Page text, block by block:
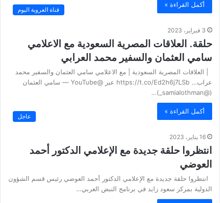
أكمل القراءة »
قناة العروبة اليوم
3 فبراير، 2023
حلقة. العلاقات المصرية السعودية مع الاعلامي
سامي العثمان والسفير محمد العرابي
| العلاقات المصرية السعودية | مع الاعلامي سامي العثمان والسفير محمد
عراب… https://t.co/Ed2h6j7LSb عبر @YouTube — سامي العثمان
(@samialothman_)…
أكمل القراءة »
عاجل
16 يناير، 2023
انتظروا حلقة جديدة مع الإعلامي الدكتور أحمد
العوضي
انتظروا حلقة جديدة مع الإعلامي الدكتور أحمد العوضي رئيس قسم الشؤون
الدولية بمركز سعود زايد في برنامج النبض العربي…